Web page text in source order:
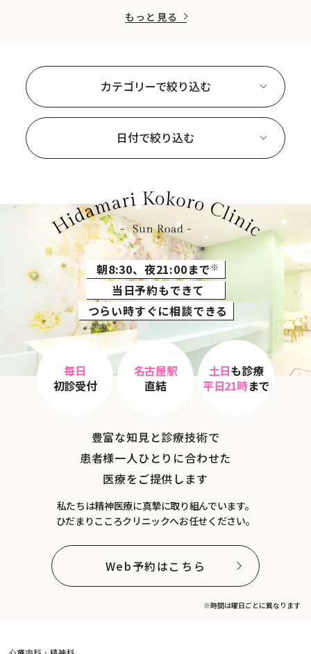
もっと見る
カテゴリーで絞り込む
日付で絞り込む
朝8:30、夜21:00まで※
当日予約もできて
つらい時すぐに相談できる
毎日
初診受付
名古屋駅
直結
土日も診療
平日21時まで
豊富な知見と診療技術で
患者様一人ひとりに合わせた
医療をご提供します
私たちは精神医療に真摯に取り組んでいます。
ひだまりこころクリニックへお任せください。
Web予約はこちら
※時間は曜日ごとに異なります